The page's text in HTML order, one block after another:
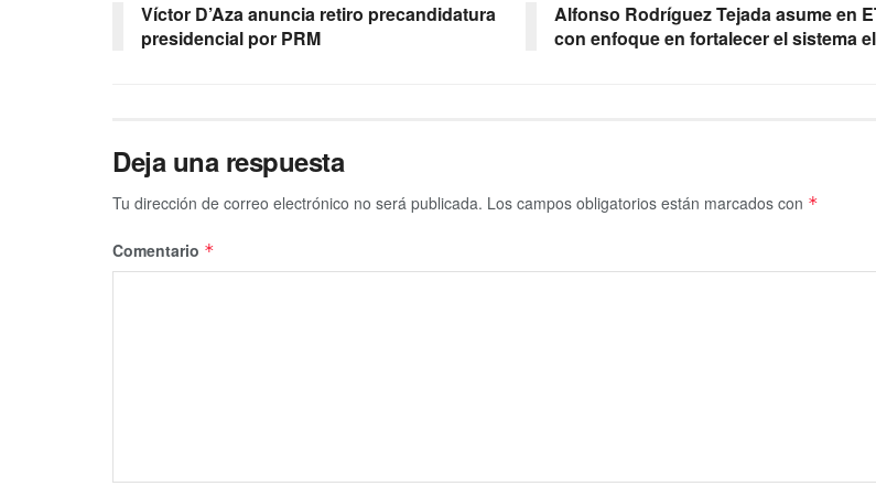
Víctor D’Aza anuncia retiro precandidatura
presidencial por PRM
Alfonso Rodríguez Tejada asume en
con enfoque en fortalecer el sistema
Deja una respuesta
Tu dirección de correo electrónico no será publicada. Los campos obligatorios están marcados con *
Comentario *